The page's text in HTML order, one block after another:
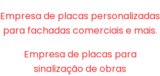
Empresa de placas personalizadas
para fachadas comerciais e mais.
Empresa de placas para
sinalização de obras